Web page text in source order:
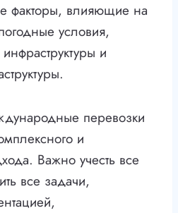
факторы, влияющие на
условия,
и
перевозки
и
Важно учесть все
все задачи,